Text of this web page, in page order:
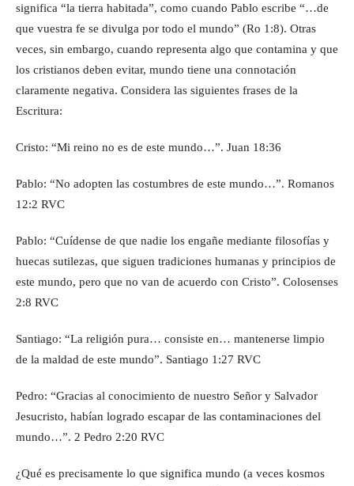
significa “la tierra habitada”, como cuando Pablo escribe “…de
que vuestra fe se divulga por todo el mundo” (Ro 1:8). Otras
veces, sin embargo, cuando representa algo que contamina y que
los cristianos deben evitar, mundo tiene una connotación
claramente negativa. Considera las siguientes frases de la
Escritura:
Cristo: “Mi reino no es de este mundo…”. Juan 18:36
Pablo: “No adopten las costumbres de este mundo…”. Romanos
12:2 RVC
Pablo: “Cuídense de que nadie los engañe mediante filosofías y
huecas sutilezas, que siguen tradiciones humanas y principios de
este mundo, pero que no van de acuerdo con Cristo”. Colosenses
2:8 RVC
Santiago: “La religión pura… consiste en… mantenerse limpio
de la maldad de este mundo”. Santiago 1:27 RVC
Pedro: “Gracias al conocimiento de nuestro Señor y Salvador
Jesucristo, habían logrado escapar de las contaminaciones del
mundo…”. 2 Pedro 2:20 RVC
¿Qué es precisamente lo que significa mundo (a veces kosmos